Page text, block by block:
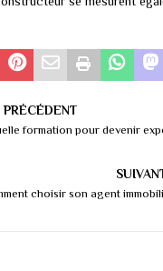
PRÉCÉDENT
formation pour devenir
choisir son agent